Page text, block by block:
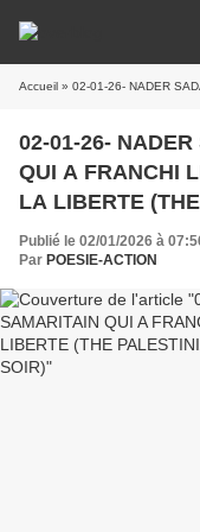
Accueil » 02-01-26- NADER SADAQA : LE SAMARITAIN QUI A
02-01-26-
QUI A FRANCHI
LA LIBERTE (THE PALESTINIAN INFORMATION
CENTER - LE
Publié le 02/01/2026 à
Par POESIE-ACTION